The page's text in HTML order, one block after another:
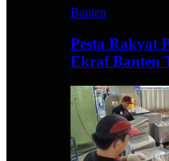
Banten
Pesta Rakyat
Ekraf Banten